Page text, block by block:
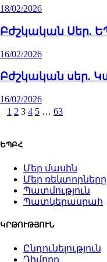
18/02/2026
Բժշկական Սեր.
16/02/2026
Բժշկական սեր.
16/02/2026
1 2 3 4 5 … 63
ԵՊԲՀ
Մեր մասին
Մեր ռեկտորները
Պատմություն
Պատկերասրահ
ԿՐԹՈՒԹՅՈՒՆ
Ընդունելություն
Դիմորդ